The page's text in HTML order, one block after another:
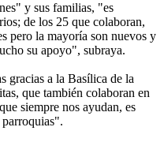
y sus familias, "es
de los 25 que colaboran,
pero la mayoría son nuevos y
su apoyo", subraya.
gracias a la Basílica de la
que también colaboran en
siempre nos ayudan, es